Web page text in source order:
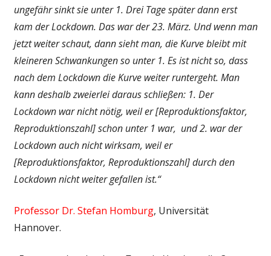
ungefähr sinkt sie unter 1. Drei Tage später dann erst
kam der Lockdown. Das war der 23. März. Und wenn man
jetzt weiter schaut, dann sieht man, die Kurve bleibt mit
kleineren Schwankungen so unter 1. Es ist nicht so, dass
nach dem Lockdown die Kurve weiter runtergeht. Man
kann deshalb zweierlei daraus schließen: 1. Der
Lockdown war nicht nötig, weil er [Reproduktionsfaktor,
Reproduktionszahl] schon unter 1 war, und 2. war der
Lockdown auch nicht wirksam, weil er
[Reproduktionsfaktor, Reproduktionszahl] durch den
Lockdown nicht weiter gefallen ist.“
Professor Dr. Stefan Homburg, Universität
Hannover.